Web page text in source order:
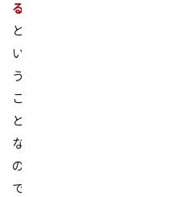
る
と
い
う
こ
と
な
の
で